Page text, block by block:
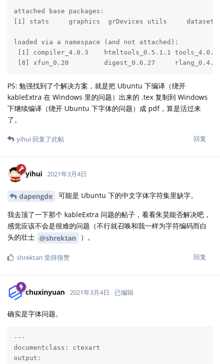
attached base packages:
[1] stats     graphics  grDevices utils
loaded via a namespace (and not attached):
[1] compiler_4.0.3    htmltools_0.5.1.1
[8] xfun_0.20         digest_0.6.27
PS: 勉强找到了个解决方案，就是把 Ubuntu 下编译（绕开
kableExtra 在 Windows 里的问题）出来的 .tex 复制到 Windows
下继续编译（绕开 Ubuntu 下字体的问题）成 pdf，算是活过来
了。
回复
yihui 回复了此帖
yihui 2021年3月4日
dapengde 可能是 Ubuntu 下的中文字体字符集里缺字。
我去顶了一下那个 kableExtra 问题的帖子，看看朱昊能否解决吧，
感觉应该不会是很难的问题（不行就召唤和我一样为字符编码而白
头的壮士 @shrektan ）。
回复
shrektan 觉得很赞
chuxinyuan 2021年3月4日 已编辑
确实是字体问题。
---
documentclass: ctexart
output: